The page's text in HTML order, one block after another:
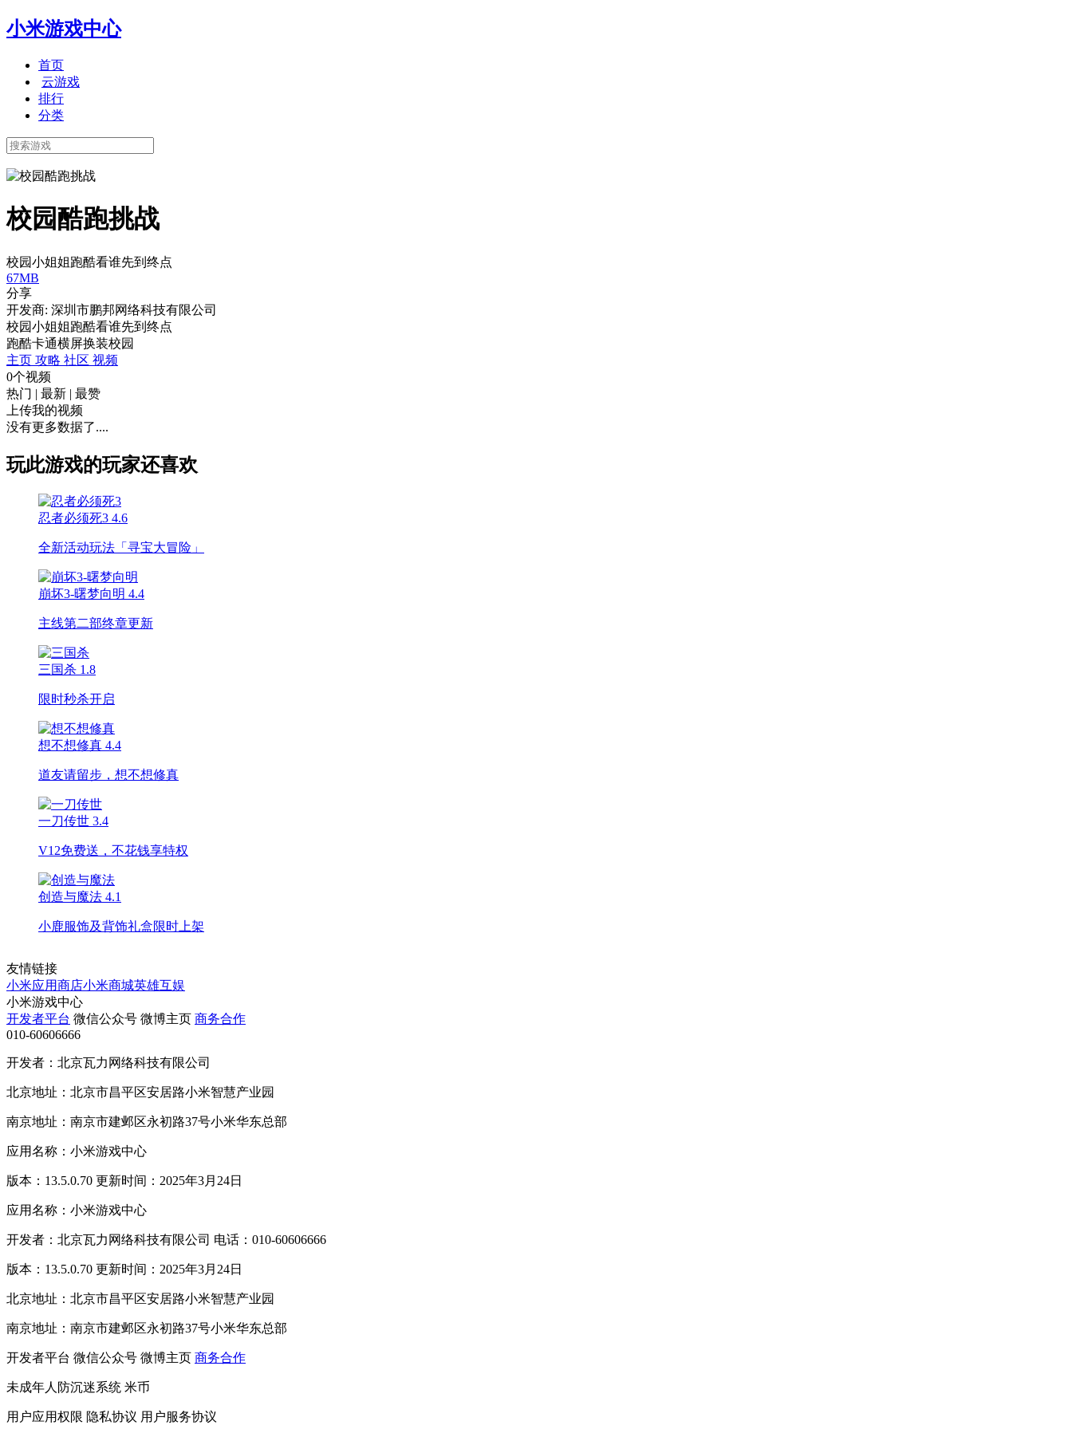
小米游戏中心
首页
云游戏
排行
分类
校园酷跑挑战
校园小姐姐跑酷看谁先到终点
67MB
分享
开发商: 深圳市鹏邦网络科技有限公司
校园小姐姐跑酷看谁先到终点
跑酷卡通横屏换装校园
主页 攻略 社区 视频
0个视频
热门 | 最新 | 最赞
上传我的视频
没有更多数据了....
玩此游戏的玩家还喜欢
忍者必须死3 4.6
全新活动玩法「寻宝大冒险」
崩坏3-曙梦向明 4.4
主线第二部终章更新
三国杀 1.8
限时秒杀开启
想不想修真 4.4
道友请留步，想不想修真
一刀传世 3.4
V12免费送，不花钱享特权
创造与魔法 4.1
小鹿服饰及背饰礼盒限时上架
友情链接
小米应用商店小米商城英雄互娱
小米游戏中心
开发者平台 微信公众号 微博主页 商务合作
010-60606666
开发者：北京瓦力网络科技有限公司
北京地址：北京市昌平区安居路小米智慧产业园
南京地址：南京市建邺区永初路37号小米华东总部
应用名称：小米游戏中心
版本：13.5.0.70 更新时间：2025年3月24日
应用名称：小米游戏中心
开发者：北京瓦力网络科技有限公司 电话：010-60606666
版本：13.5.0.70 更新时间：2025年3月24日
北京地址：北京市昌平区安居路小米智慧产业园
南京地址：南京市建邺区永初路37号小米华东总部
开发者平台 微信公众号 微博主页 商务合作
未成年人防沉迷系统 米币
用户应用权限 隐私协议 用户服务协议